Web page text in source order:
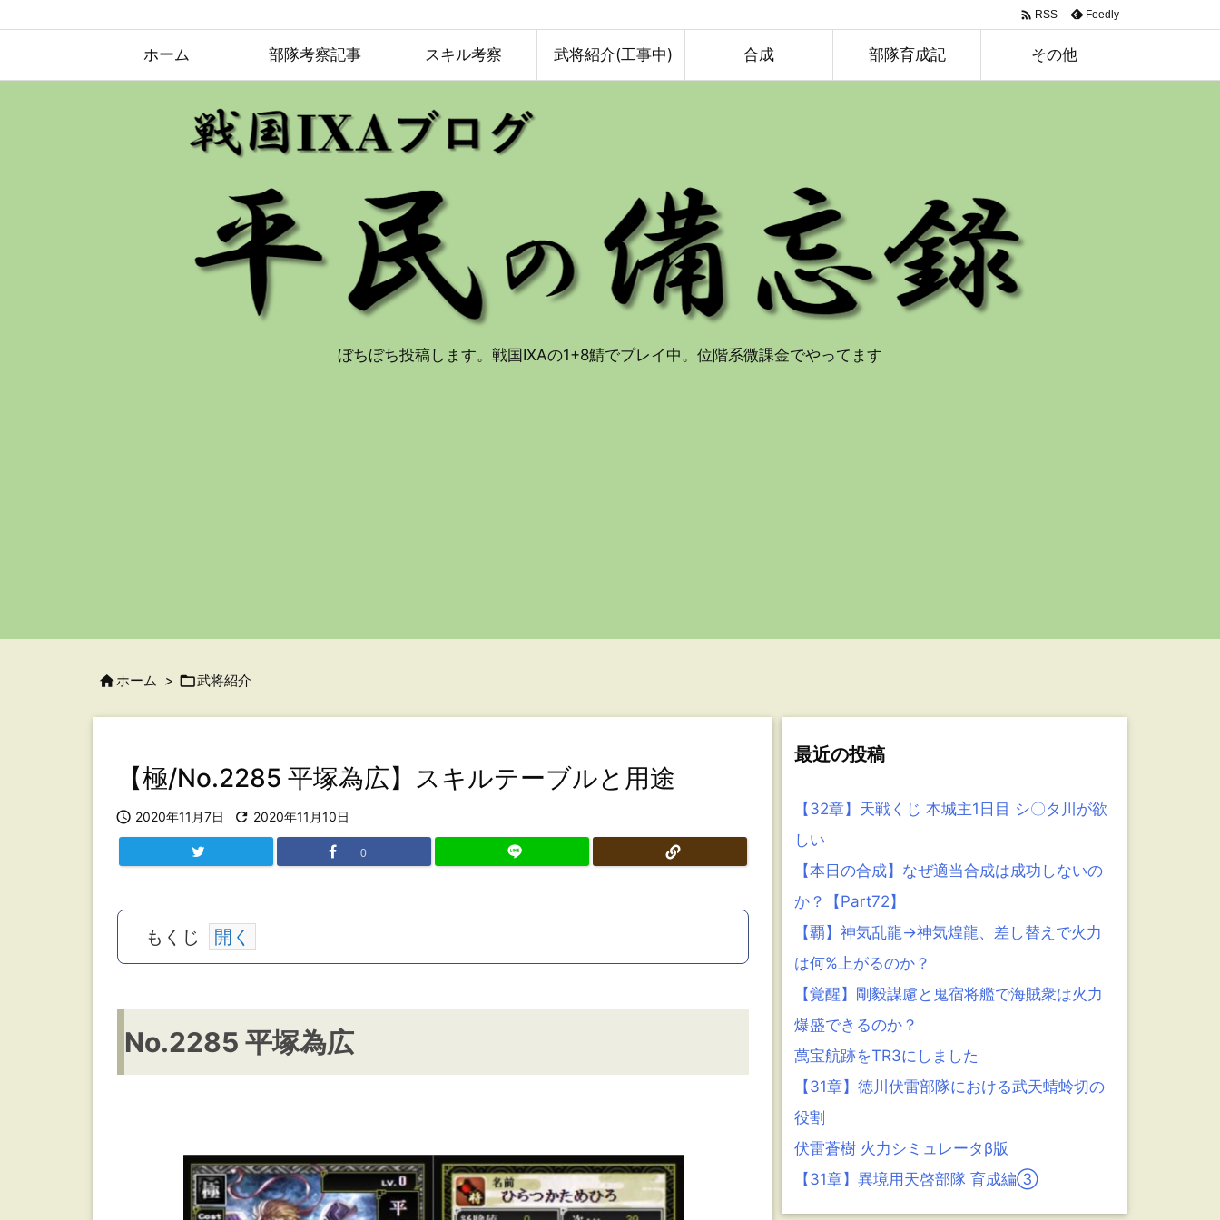
ホーム 部隊考察記事 スキル考察 武将紹介(工事中) 合成 部隊育成記 その他
 RSS Feedly
ぼちぼち投稿します。戦国IXAの1+8鯖でプレイ中。位階系微課金でやってます
ホーム > 武将紹介
【極/No.2285 平塚為広】スキルテーブルと用途
 2020年11月7日  2020年11月10日
0
もくじ
N
o.
2
No.2285 平塚為広
最近の投稿
【32章】天戦くじ 本城主1日目 シ〇タ川が欲
しい
【本日の合成】なぜ適当合成は成功しないの
か？【Part72】
【覇】神気乱龍→神気煌龍、差し替えで火力
は何%上がるのか？
【覚醒】剛毅謀慮と鬼宿将艦で海賊衆は火力
爆盛できるのか？
萬宝航跡をTR3にしました
【31章】徳川伏雷部隊における武天蜻蛉切の
役割
伏雷蒼樹 火力シミュレータβ版
【31章】異境用天啓部隊 育成編③